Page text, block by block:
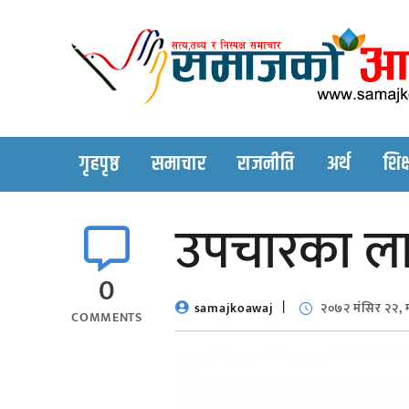
गृहपृष्ठ समाचार राजनीति अर्थ
0
COMMENTS
उपचारका
samajkoawaj २०७२ मंसिर २२,